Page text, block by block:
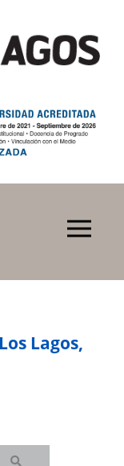
Lagos,